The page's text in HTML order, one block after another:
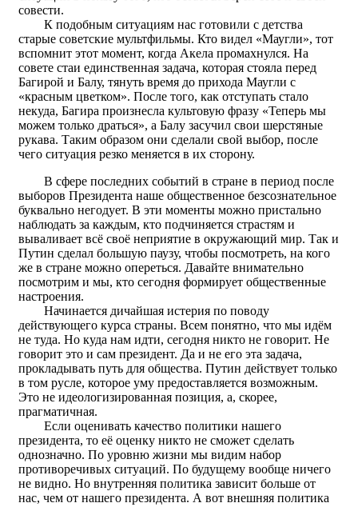
совести.
К подобным ситуациям нас готовили с детства
старые советские мультфильмы. Кто видел «Маугли», тот
вспомнит этот момент, когда Акела промахнулся. На
совете стаи единственная задача, которая стояла перед
Багирой и Балу, тянуть время до прихода Маугли с
«красным цветком». После того, как отступать стало
некуда, Багира произнесла культовую фразу «Теперь мы
можем только драться», а Балу засучил свои шерстяные
рукава. Таким образом они сделали свой выбор, после
чего ситуация резко меняется в их сторону.
В сфере последних событий в стране в период после
выборов Президента наше общественное безсознательное
буквально негодует. В эти моменты можно пристально
наблюдать за каждым, кто подчиняется страстям и
вываливает всё своё неприятие в окружающий мир. Так и
Путин сделал большую паузу, чтобы посмотреть, на кого
же в стране можно опереться. Давайте внимательно
посмотрим и мы, кто сегодня формирует общественные
настроения.
Начинается дичайшая истерия по поводу
действующего курса страны. Всем понятно, что мы идём
не туда. Но куда нам идти, сегодня никто не говорит. Не
говорит это и сам президент. Да и не его эта задача,
прокладывать путь для общества. Путин действует только
в том русле, которое уму предоставляется возможным.
Это не идеологизированная позиция, а, скорее,
прагматичная.
Если оценивать качество политики нашего
президента, то её оценку никто не сможет сделать
однозначно. По уровню жизни мы видим набор
противоречивых ситуаций. По будущему вообще ничего
не видно. Но внутренняя политика зависит больше от
нас, чем от нашего президента. А вот внешняя политика